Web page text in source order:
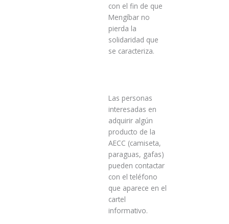
con el fin de que
Mengíbar no
pierda la
solidaridad que
se caracteriza.
Las personas
interesadas en
adquirir algún
producto de la
AECC (camiseta,
paraguas, gafas)
pueden contactar
con el teléfono
que aparece en el
cartel
informativo.